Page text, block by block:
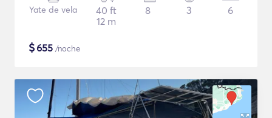
Yate de vela
40 ft
12 m
8 3 6
$655 /noche